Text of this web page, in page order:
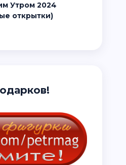
Утром 2024
открытки)